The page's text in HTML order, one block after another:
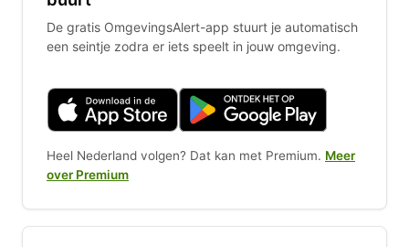
De gratis OmgevingsAlert-app stuurt je automatisch
een seintje zodra er iets speelt in jouw omgeving.
Heel Nederland volgen? Dat kan met Premium. Meer
over Premium